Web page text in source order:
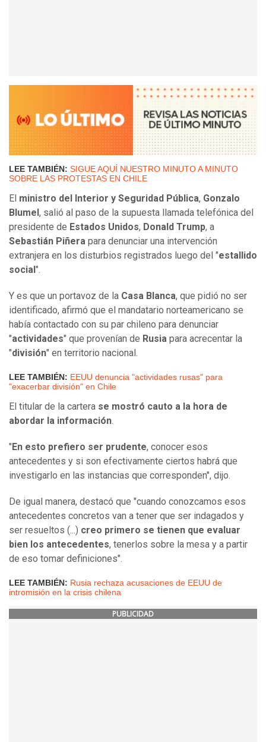
LEE TAMBIÉN: SIGUE AQUÍ NUESTRO MINUTO A MINUTO
SOBRE LAS PROTESTAS EN CHILE
El ministro del Interior y Seguridad Pública, Gonzalo
Blumel , salió al paso de la supuesta llamada telefónica del
presidente de Estados Unidos, Donald Trump, a
Sebastián Piñera para denunciar una intervención
extranjera en los disturbios registrados luego del "estallido
social ".
Y es que un portavoz de la Casa Blanca, que pidió no ser
identificado, afirmó que el mandatario norteamericano se
había contactado con su par chileno para denunciar
"actividades" que provenían de Rusia para acrecentar la
"división" en territorio nacional.
LEE TAMBIÉN: EEUU denuncia "actividades rusas" para
"exacerbar división" en Chile
El titular de la cartera se mostró cauto a la hora de
abordar la información.
" En esto prefiero ser prudente, conocer esos
antecedentes y si son efectivamente ciertos habrá que
investigarlo en las instancias que corresponden", dijo.
De igual manera, destacó que "cuando conozcamos esos
antecedentes concretos van a tener que ser indagados y
ser resueltos (...) creo primero se tienen que evaluar
bien los antecedentes, tenerlos sobre la mesa y a partir
de eso tomar definiciones".
LEE TAMBIÉN: Rusia rechaza acusaciones de EEUU de
intromisión en la crisis chilena
PUBLICIDAD